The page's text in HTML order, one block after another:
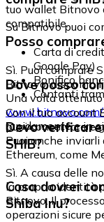
tuo wallet Bitnovo
compatibile.
Su Bitnovo puoi
Carta di
Google Pay)
Bonifico
Contanti
Posso
Sì. Puoi comprare
Bitnovo,
Una volta ottenuto
rapidamente e in
Dove posso
Con il tuo account
puoi conservare e
Puoi anche
Ethereum, come
Devo
SHIB?
Sì. A causa delle
la propria identità
Bitnovo. Il
operazioni sicure
Cosa dovrei
Shiba Inu?